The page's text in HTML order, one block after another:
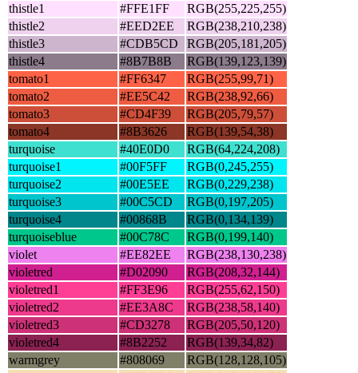
thistle1
#FFE1FF
RGB(255,225,255)
thistle2
#EED2EE
RGB(238,210,238)
thistle3
#CDB5CD
RGB(205,181,205)
thistle4
#8B7B8B
RGB(139,123,139)
tomato1
#FF6347
RGB(255,99,71)
tomato2
#EE5C42
RGB(238,92,66)
tomato3
#CD4F39
RGB(205,79,57)
tomato4
#8B3626
RGB(139,54,38)
turquoise
#40E0D0
RGB(64,224,208)
turquoise1
#00F5FF
RGB(0,245,255)
turquoise2
#00E5EE
RGB(0,229,238)
turquoise3
#00C5CD
RGB(0,197,205)
turquoise4
#00868B
RGB(0,134,139)
turquoiseblue
#00C78C
RGB(0,199,140)
violet
#EE82EE
RGB(238,130,238)
violetred
#D02090
RGB(208,32,144)
violetred1
#FF3E96
RGB(255,62,150)
violetred2
#EE3A8C
RGB(238,58,140)
violetred3
#CD3278
RGB(205,50,120)
violetred4
#8B2252
RGB(139,34,82)
warmgrey
#808069
RGB(128,128,105)